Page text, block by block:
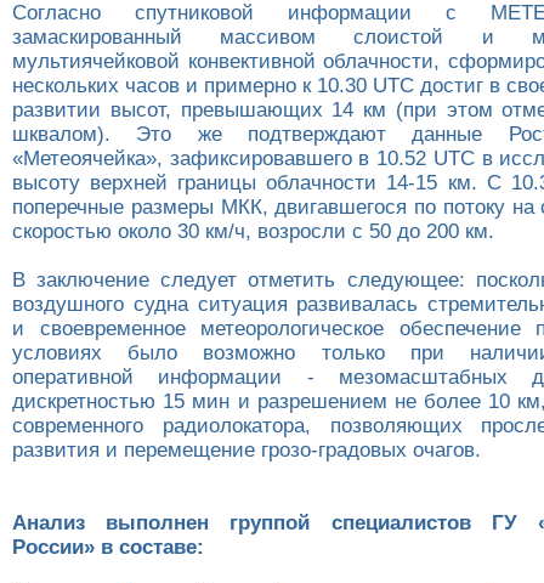
Согласно спутниковой информации с
замаскированный массивом слоистой и
мультиячейковой конвективной облачности,
нескольких часов и примерно к 10.30 UTC достиг в
развитии высот, превышающих 14 км (при этом
шквалом). Это же подтверждают данные
«Метеоячейка», зафиксировавшего в 10.52 UTC в
высоту верхней границы облачности 14-15 км. С
поперечные размеры МКК, двигавшегося по потоку на
скоростью около 30 км/ч, возросли с 50 до 200 км.
В заключение следует отметить следующее:
воздушного судна ситуация развивалась
и своевременное метеорологическое обеспечение
условиях было возможно только при
оперативной информации -
дискретностью 15 мин и разрешением не более 10
современного радиолокатора, позволяющих
развития и перемещение грозо-градовых очагов.
Анализ выполнен группой специалистов ГУ
России» в составе: